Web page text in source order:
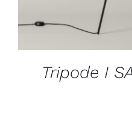
Tripode I